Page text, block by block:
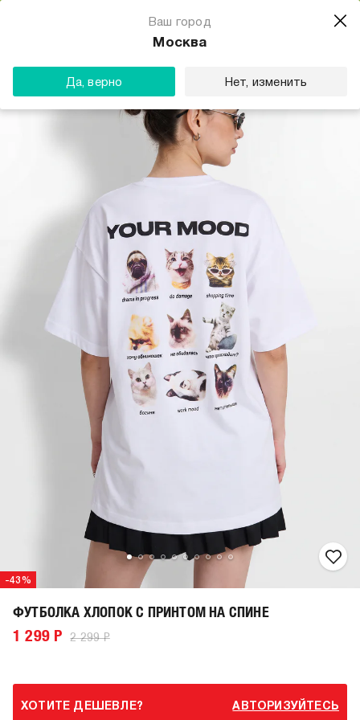
Ваш город
Москва
Да, верно Нет, изменить
-43%
ФУТБОЛКА ХЛОПОК С ПРИНТОМ НА СПИНЕ
1 299 Р 2 299 Р
ХОТИТЕ ДЕШЕВЛЕ? АВТОРИЗУЙТЕСЬ
Магазин одежды для тебя